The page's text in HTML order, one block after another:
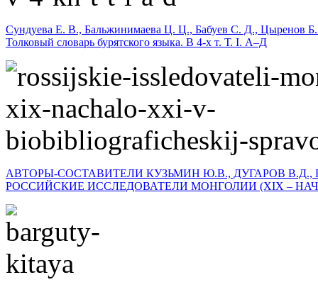
Сундуева Е. В., Бальжинимаева Ц. Ц., Бабуев С. Д., Цыренов
Толковый словарь бурятского языка. В 4-х т. Т. I. А–Д
АВТОРЫ-СОСТАВИТЕЛИ КУЗЬМИН Ю.В., ДУГАРОВ
РОССИЙСКИЕ ИССЛЕДОВАТЕЛИ МОНГОЛИИ (XIX –